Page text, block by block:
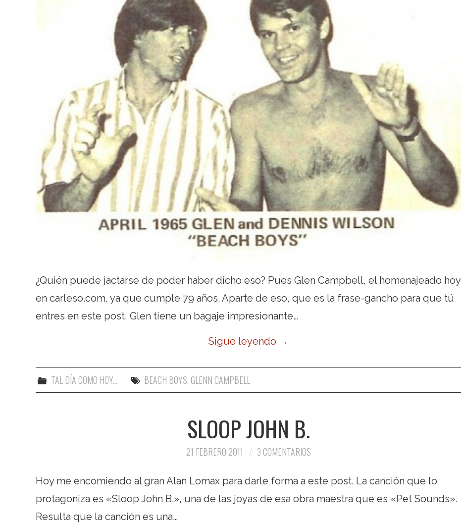
¿Quién puede jactarse de poder haber dicho eso? Pues Glen Campbell, el homenajeado hoy
en carleso.com, ya que cumple 79 años. Aparte de eso, que es la frase-gancho para que tú
entres en este post, Glen tiene un bagaje impresionante…
Sigue leyendo →
TAL DÍA COMO HOY... BEACH BOYS, GLENN CAMPBELL
SLOOP JOHN B.
21 FEBRERO 2011 3 COMENTARIOS
Hoy me encomiendo al gran Alan Lomax para darle forma a este post. La canción que lo
protagoniza es «Sloop John B.», una de las joyas de esa obra maestra que es «Pet Sounds».
Resulta que la canción es una…